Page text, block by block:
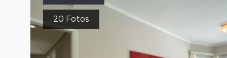
20 Fotos